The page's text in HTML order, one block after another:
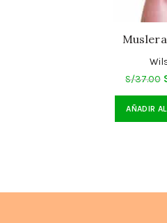
S/37.00
AÑADIR